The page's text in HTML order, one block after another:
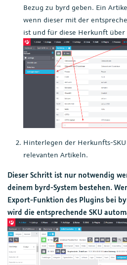
Bezug zu byrd geben. Ein
wenn dieser mit der
ist und für diese Herkunft über
Hinterlegen der Herkunfts-
relevanten Artikeln.
Dieser Schritt ist nur notwendig
deinem byrd-System bestehen.
Export-Funktion des Plugins bei
wird die entsprechende SKU